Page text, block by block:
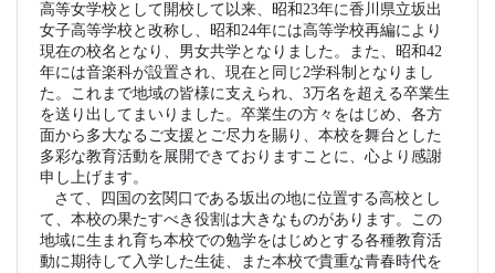
高等女学校として開校して以来、昭和23年に香川県立坂出
女子高等学校と改称し、昭和24年には高等学校再編により
現在の校名となり、男女共学となりました。また、昭和42
年には音楽科が設置され、現在と同じ2学科制となりまし
た。これまで地域の皆様に支えられ、3万名を超える卒業生
を送り出してまいりました。卒業生の方々をはじめ、各方
面から多大なるご支援とご尽力を賜り、本校を舞台とした
多彩な教育活動を展開できておりますことに、心より感謝
申し上げます。
さて、四国の玄関口である坂出の地に位置する高校とし
て、本校の果たすべき役割は大きなものがあります。この
地域に生まれ育ち本校での勉学をはじめとする各種教育活
動に期待して入学した生徒、また本校で貴重な青春時代を